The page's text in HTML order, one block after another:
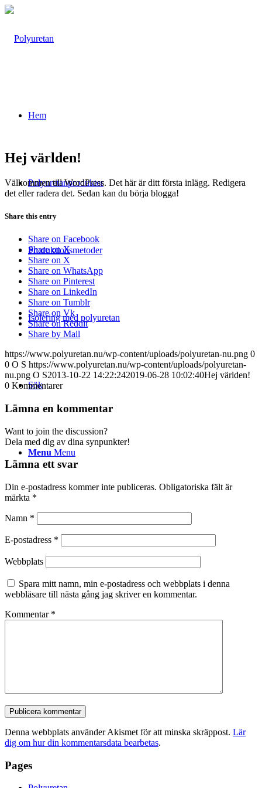
Hem
Polyuretanprodukter
Produktionsmetoder
Isolering med polyuretan
Sök
Menu Menu
Hej världen!
Välkommen till WordPress. Det här är ditt första inlägg. Redigera
det eller radera det. Sedan kan du börja blogga!
Share this entry
Share on Facebook
Share on X
Share on X
Share on WhatsApp
Share on Pinterest
Share on LinkedIn
Share on Tumblr
Share on Vk
Share on Reddit
Share by Mail
https://www.polyuretan.nu/wp-content/uploads/polyuretan-nu.png 0
0 O S https://www.polyuretan.nu/wp-content/uploads/polyuretan-
nu.png O S2013-10-22 14:22:242019-06-28 10:02:40Hej världen!
0 Kommentarer
Lämna en kommentar
Want to join the discussion?
Dela med dig av dina synpunkter!
Lämna ett svar
Din e-postadress kommer inte publiceras. Obligatoriska fält är
märkta *
Namn *
E-postadress *
Webbplats
Spara mitt namn, min e-postadress och webbplats i denna
webbläsare till nästa gång jag skriver en kommentar.
Kommentar *
Denna webbplats använder Akismet för att minska skräppost. Lär
dig om hur din kommentarsdata bearbetas.
Pages